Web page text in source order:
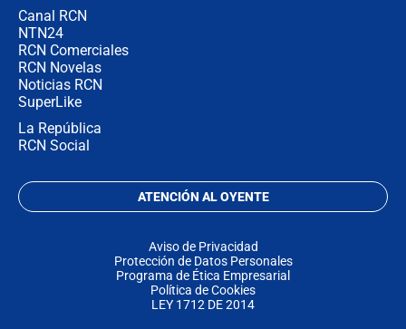
Canal RCN
NTN24
RCN Comerciales
RCN Novelas
Noticias RCN
SuperLike
La República
RCN Social
ATENCIÓN AL OYENTE
Aviso de Privacidad
Protección de Datos Personales
Programa de Ética Empresarial
Política de Cookies
LEY 1712 DE 2014